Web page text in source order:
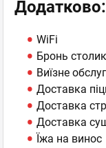
Додатково:
WiFi
Бронь
Виїзне
Доставка
Доставка
Доставка
Їжа на винос